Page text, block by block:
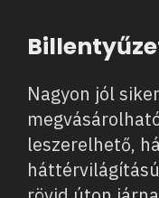
Nagyon jól
leszerelhető,